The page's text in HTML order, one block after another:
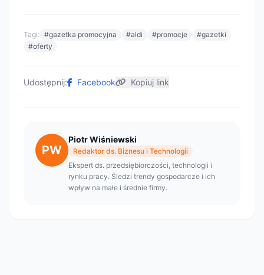
Tagi: #gazetka promocyjna #aldi #promocje
#gazetki
#oferty
Udostępnij: Facebook Kopiuj link
PW
Piotr Wiśniewski
Redaktor ds. Biznesu i Technologii
Ekspert ds. przedsiębiorczości, technologii i
rynku pracy. Śledzi trendy gospodarcze i ich
wpływ na małe i średnie firmy.